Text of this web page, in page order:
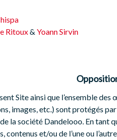
Ritoux&Yoann Sirvin
Site ainsi que l’ensemble
images, etc.) sont protégés
la société Dandelooo. En tant
et/ou de l’une ou